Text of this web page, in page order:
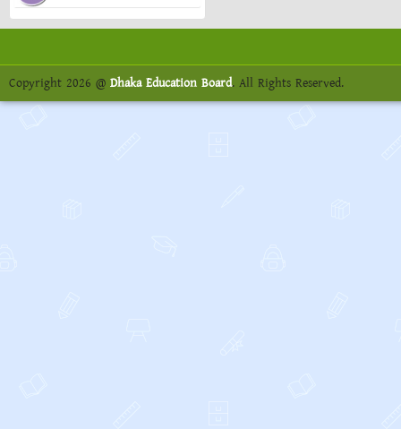
Copyright 2026 @ Dhaka Education Board. All Rights Reserved.